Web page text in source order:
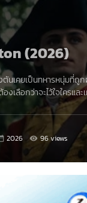
(2026)
นเคยเป็นทหารหนุ่มที่ถู
งเลือกว่าจะไว้ใจใครแ
2026 96 views